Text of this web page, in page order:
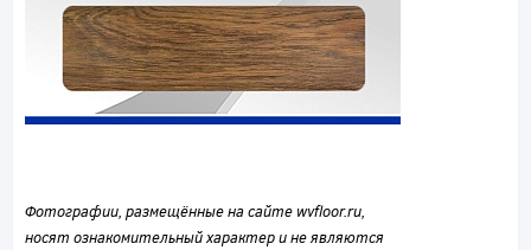
Фотографии, размещённые на сайте wvfloor.ru,
носят ознакомительный характер и не являются